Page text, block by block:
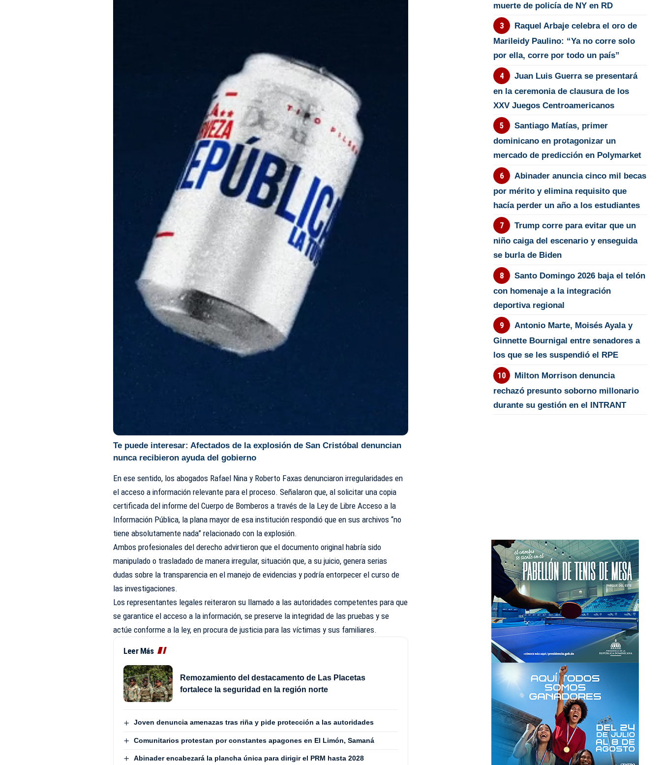
Te puede interesar: Afectados de la explosión de San Cristóbal denuncian
nunca recibieron ayuda del gobierno
En ese sentido, los abogados Rafael Nina y Roberto Faxas denunciaron irregularidades en
el acceso a información relevante para el proceso. Señalaron que, al solicitar una copia
certificada del informe del Cuerpo de Bomberos a través de la Ley de Libre Acceso a la
Información Pública, la plana mayor de esa institución respondió que en sus archivos “no
tiene absolutamente nada” relacionado con la explosión.
Ambos profesionales del derecho advirtieron que el documento original habría sido
manipulado o trasladado de manera irregular, situación que, a su juicio, genera serias
dudas sobre la transparencia en el manejo de evidencias y podría entorpecer el curso de
las investigaciones.
Los representantes legales reiteraron su llamado a las autoridades competentes para que
se garantice el acceso a la información, se preserve la integridad de las pruebas y se
actúe conforme a la ley, en procura de justicia para las víctimas y sus familiares.
Leer Más
Remozamiento del destacamento de Las Placetas
fortalece la seguridad en la región norte
Joven denuncia amenazas tras riña y pide protección a las autoridades
Comunitarios protestan por constantes apagones en El Limón, Samaná
Abinader encabezará la plancha única para dirigir el PRM hasta 2028
muerte de policía de NY en RD
Raquel Arbaje celebra el oro de
Marileidy Paulino: “Ya no corre solo
por ella, corre por todo un país”
Juan Luis Guerra se presentará
en la ceremonia de clausura de los
XXV Juegos Centroamericanos
Santiago Matías, primer
dominicano en protagonizar un
mercado de predicción en Polymarket
Abinader anuncia cinco mil becas
por mérito y elimina requisito que
hacía perder un año a los estudiantes
Trump corre para evitar que un
niño caiga del escenario y enseguida
se burla de Biden
Santo Domingo 2026 baja el telón
con homenaje a la integración
deportiva regional
Antonio Marte, Moisés Ayala y
Ginnette Bournigal entre senadores a
los que se les suspendió el RPE
Milton Morrison denuncia
rechazó presunto soborno millonario
durante su gestión en el INTRANT